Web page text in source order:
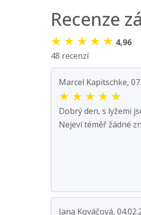
Recenze
★ ★ ★ ★ ★ 4,96
48 recenzí
Marcel Kapitschke,
★ ★ ★ ★ ★
Dobrý den, s lyžemi
Nejeví téměř žádné
Jana Kováčová,